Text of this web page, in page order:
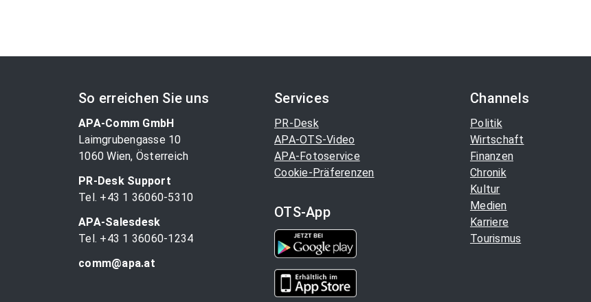
So erreichen Sie uns
APA-Comm GmbH
Laimgrubengasse 10
1060 Wien, Österreich
PR-Desk Support
Tel. +43 1 36060-5310
APA-Salesdesk
Tel. +43 1 36060-1234
comm@apa.at
Services
PR-Desk
APA-OTS-Video
APA-Fotoservice
Cookie-Präferenzen
OTS-App
Channels
Politik
Wirtschaft
Finanzen
Chronik
Kultur
Medien
Karriere
Tourismus